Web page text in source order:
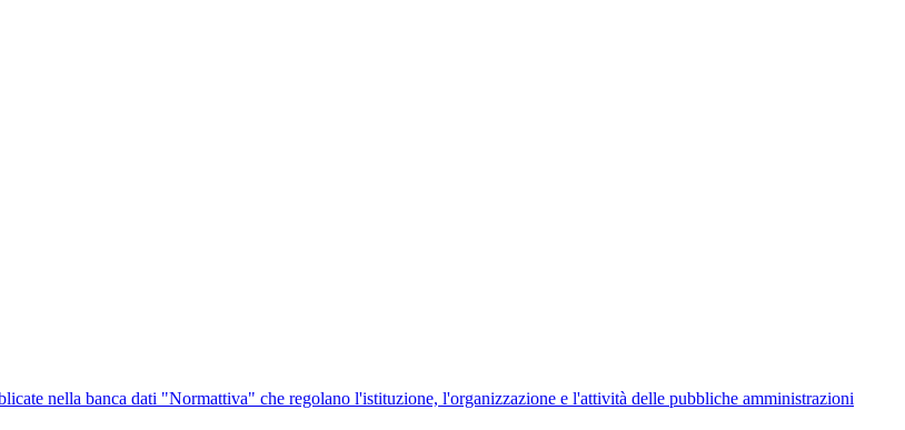
nella banca dati "Normattiva" che regolano l'istituzione, l'organizzazione e l'attività delle pubbliche amministrazioni